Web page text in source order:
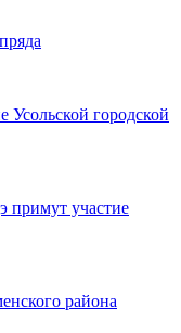
Усольской городской
примут участие
района